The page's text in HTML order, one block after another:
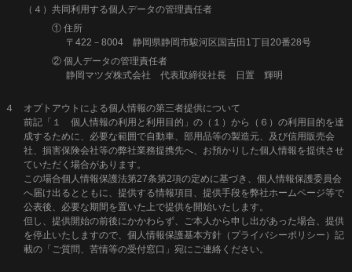
（４）共同利用する個人データの管理責任者
① 住所
〒422－8004 静岡県静岡市駿河区国吉田1丁目20番28号
② 個人データの管理責任者
静岡マツダ株式会社 代表取締役社長 日置 輝明
４ オプトアウトによる個人情報の第三者提供について
前記「１ 個人情報の利用と利用目的」の（１）から（６）の利用目的を達
成するために、必要な範囲で自動車、部用品等の製造元、及び信用販売会
社、損害保険会社等の弊社業務提携先へ、お預かりした個人情報を提供させ
ていただく場合があります。
この場合個人情報保護法第27条第2項の定めに基づき、個人情報保護委員会
へ届け出るとともに、提供する情報項目、提供手段を弊社ホームページ等で
公表後、必要な期間を置いた上で提供を開始いたします。
但し、提供開始の前後にかかわらず、ご本人から申し出があった場合、提供
を停止いたしますので、個人情報保護基本方針（プライバシーポリシー）記
載の「ご質問、苦情等の受付窓口」宛にご連絡ください。